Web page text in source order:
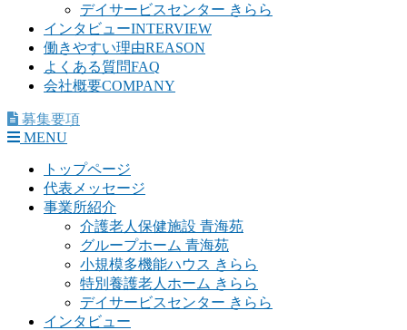
デイサービスセンター きらら
インタビューINTERVIEW
働きやすい理由REASON
よくある質問FAQ
会社概要COMPANY
募集要項
MENU
トップページ
代表メッセージ
事業所紹介
介護老人保健施設 青海苑
グループホーム 青海苑
小規模多機能ハウス きらら
特別養護老人ホーム きらら
デイサービスセンター きらら
インタビュー